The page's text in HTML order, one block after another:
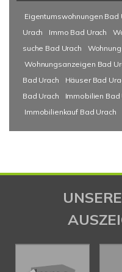
Eigentumswohnungen Bad
Urach
Immo Bad Urach
suche Bad Urach
Wohnungsanzeigen Bad
Bad Urach
Häuser Bad
Bad Urach
Immobilien Bad
Immobilienkauf Bad Urach